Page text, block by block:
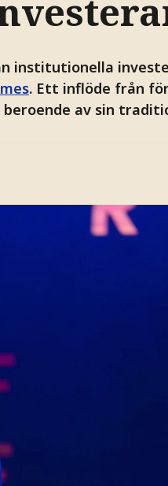
institutionella
. Ett inflöde från
av sin